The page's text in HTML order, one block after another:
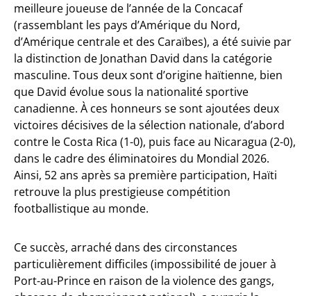
meilleure joueuse de l’année de la Concacaf
(rassemblant les pays d’Amérique du Nord,
d’Amérique centrale et des Caraïbes), a été suivie par
la distinction de Jonathan David dans la catégorie
masculine. Tous deux sont d’origine haïtienne, bien
que David évolue sous la nationalité sportive
canadienne. À ces honneurs se sont ajoutées deux
victoires décisives de la sélection nationale, d’abord
contre le Costa Rica (1-0), puis face au Nicaragua (2-0),
dans le cadre des éliminatoires du Mondial 2026.
Ainsi, 52 ans après sa première participation, Haïti
retrouve la plus prestigieuse compétition
footballistique au monde.
Ce succès, arraché dans des circonstances
particulièrement difficiles (impossibilité de jouer à
Port-au-Prince en raison de la violence des gangs,